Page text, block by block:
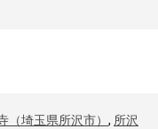
（埼玉県所沢市） , 所沢